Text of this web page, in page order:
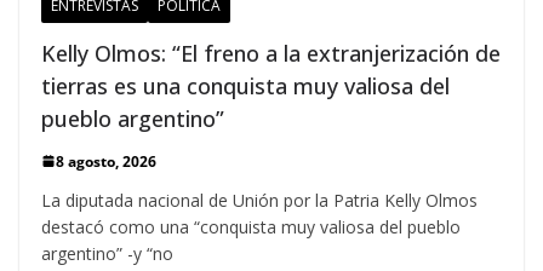
ENTREVISTAS POLÍTICA
Kelly Olmos: “El freno a la extranjerización de
tierras es una conquista muy valiosa del
pueblo argentino”
8 agosto, 2026
La diputada nacional de Unión por la Patria Kelly Olmos
destacó como una “conquista muy valiosa del pueblo
argentino” -y “no